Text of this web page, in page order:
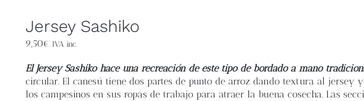
Jersey Sashiko
9,50€ IVA inc.
El Jersey Sashiko hace una recreación de este tipo de bordado a mano
circular. El canesú tiene dos partes de punto de arroz dando textura al jersey
los campesinos en sus ropas de trabajo para atraer la buena cosecha. Las